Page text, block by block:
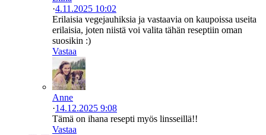
·4.11.2025 10:02
Erilaisia vegejauhiksia ja vastaavia on kaupoissa useita
erilaisia, joten niistä voi valita tähän reseptiin oman
suosikin :)
Vastaa
Anne
·14.12.2025 9:08
Tämä on ihana resepti myös linsseillä!!
Vastaa